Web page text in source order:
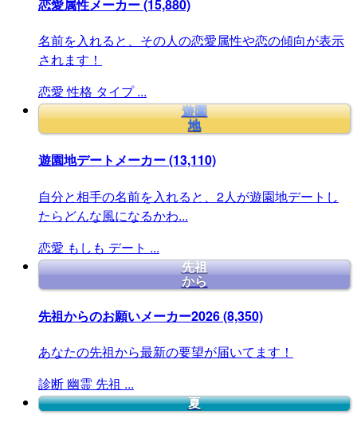
恋愛属性メーカー(15,880)
名前を入れると、その人の恋愛属性や恋の傾向が表示
されます！
恋愛 性格 タイプ ...
遊園
地
遊園地デートメーカー(13,110)
自分と相手の名前を入れると、2人が遊園地デートし
たらどんな風になるかわ...
恋愛 もしも デート ...
先祖
から
先祖からのお願いメーカー2026(8,350)
あなたの先祖から最新の要望が届いてます！
診断 幽霊 先祖 ...
夏